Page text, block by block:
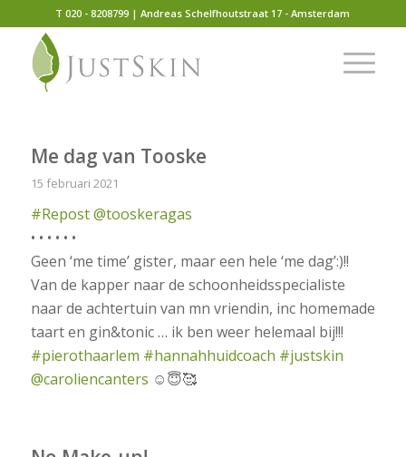
T 020 - 8208799 | Andreas Schelfhoutstraat 17 - Amsterdam
Me dag van Tooske
15 februari 2021
#Repost @tooskeragas
• • • • • •
Geen ‘me time’ gister, maar een hele ‘me dag’:)!!
Van de kapper naar de schoonheidsspecialiste
naar de achtertuin van mn vriendin, inc homemade
taart en gin&tonic … ik ben weer helemaal bij!!!
#pierothaarlem #hannahhuidcoach #justskin
@caroliencanters ☺️😇🥰